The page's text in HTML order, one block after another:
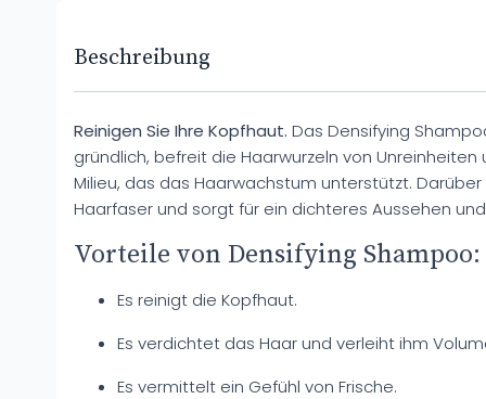
Beschreibung
Reinigen Sie Ihre Kopfhaut. Das Densifying
gründlich, befreit die Haarwurzeln von
Milieu, das das Haarwachstum unterstützt.
Haarfaser und sorgt für ein dichteres Aussehen
Vorteile von Densifying Shampoo:
Es reinigt die Kopfhaut.
Es verdichtet das Haar und verleiht ihm
Es vermittelt ein Gefühl von Frische.